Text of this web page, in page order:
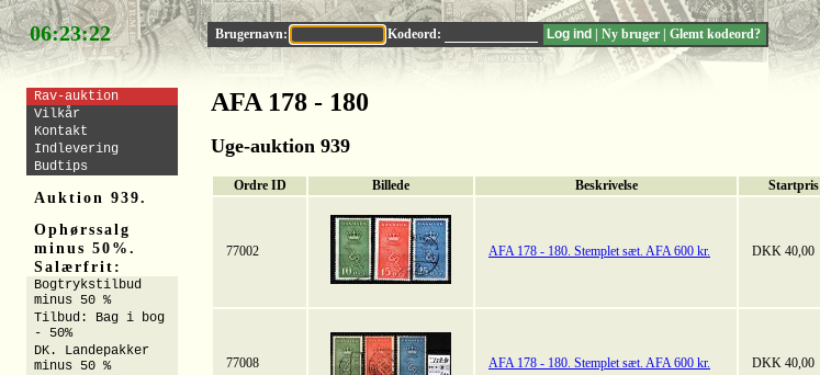
06:23:21 Brugernavn: Kodeord: Ny bruger Glemt kodeord?
AFA 178 - 180
Uge-auktion 939
Ordre ID Billede Beskrivelse Startpris
77002 AFA 178 - 180. Stemplet sæt. AFA 600 kr. DKK 40,00
77008 AFA 178 - 180. Stemplet sæt. AFA 600 kr. DKK 40,00
Rav-auktion
Vilkår
Kontakt
Indlevering
Budtips
Auktion 939.
Ophørssalg
minus 50%.
Salærfrit:
Bogtrykstilbud
minus 50 %
Tilbud: Bag i bog
- 50%
DK. Landepakker
minus 50 %